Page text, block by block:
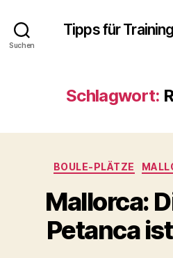
Suchen
Tipps für
Schlagwort:
BOULE-PLÄTZE
Mallorca:
Petanca